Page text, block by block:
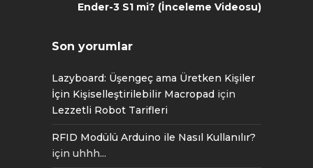
Ender-3 S1 mi? (İnceleme Videosu)
Son yorumlar
Lazyboard: Üşengeç ama Üretken Kişiler
İçin Kişiselleştirilebilir Macropad için
Lezzetli Robot Tarifleri
RFID Modülü Arduino ile Nasıl Kullanılır?
için uhhh...